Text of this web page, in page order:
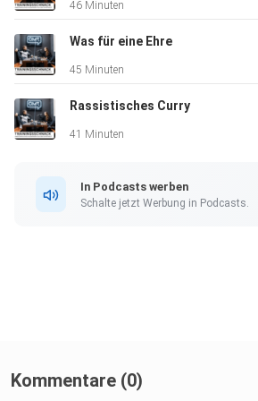
46 Minuten
Was für eine Ehre
45 Minuten
Rassistisches Curry
41 Minuten
In Podcasts werben
Schalte jetzt Werbung in Podcasts.
Kommentare (0)